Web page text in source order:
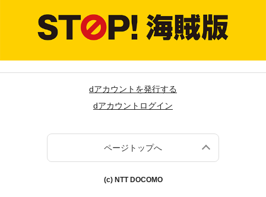
dアカウントを発行する
dアカウントログイン
ページトップへ
(c) NTT DOCOMO